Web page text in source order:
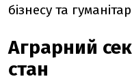
бізнесу та
Аграрний
стан